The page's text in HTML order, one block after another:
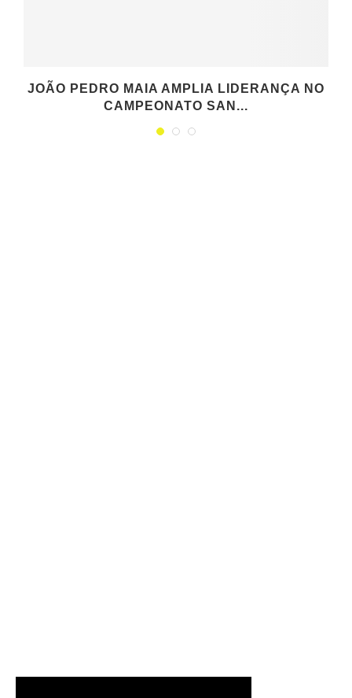
JOÃO PEDRO MAIA AMPLIA LIDERANÇA NO
CAMPEONATO SAN...